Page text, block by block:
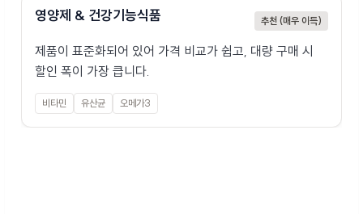
영양제 & 건강기능식품 추천 (매우 이득)
제품이 표준화되어 있어 가격 비교가 쉽고, 대량 구매 시
할인 폭이 가장 큽니다.
비타민 유산균 오메가3